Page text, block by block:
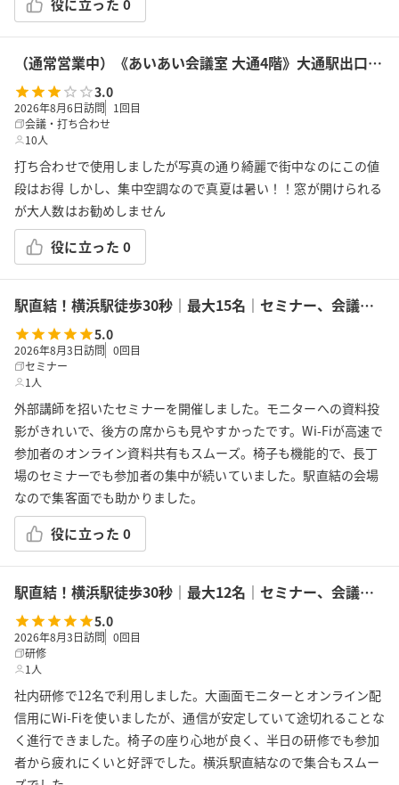
役に立った 0
（通常営業中）《あいあい会議室 大通4階》大通駅出口18から30秒！最大14名収容！プロジェクター、Wi-Fi、ホワイトボード完備
3.0
2026年8月6日訪問 1 回目
会議・打ち合わせ
10人
打ち合わせで使用しましたが写真の通り綺麗で街中なのにこの値
段はお得 しかし、集中空調なので真夏は暑い！！窓が開けられる
が大人数はお勧めしません
役に立った 0
駅直結！横浜駅徒歩30秒｜最大15名｜セミナー、会議の利用に最適！エキニア横浜｜5階ハマポート「パプリカ」
5.0
2026年8月3日訪問 0回目
セミナー
1人
外部講師を招いたセミナーを開催しました。モニターへの資料投
影がきれいで、後方の席からも見やすかったです。Wi-Fiが高速で
参加者のオンライン資料共有もスムーズ。椅子も機能的で、長丁
場のセミナーでも参加者の集中が続いていました。駅直結の会場
なので集客面でも助かりました。
役に立った 0
駅直結！横浜駅徒歩30秒｜最大12名｜セミナー、会議の利用に最適！エキニア横浜｜5階ハマポート「ミント」
5.0
2026年8月3日訪問 0回目
研修
1人
社内研修で12名で利用しました。大画面モニターとオンライン配
信用にWi-Fiを使いましたが、通信が安定していて途切れることな
く進行できました。椅子の座り心地が良く、半日の研修でも参加
者から疲れにくいと好評でした。横浜駅直結なので集合もスムー